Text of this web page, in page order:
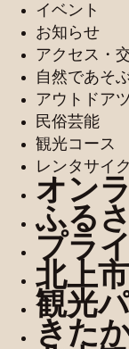
イベント
お知らせ
アクセス・
自然であそ
アウトドア
民俗芸能
観光コース
レンタサイ
オン
ふる
プラ
北上
観光
きた